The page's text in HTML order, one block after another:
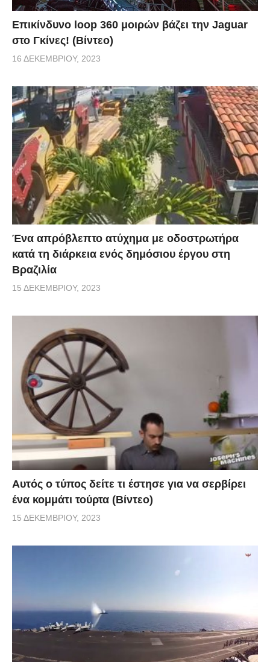
Επικίνδυνο loop 360 μοιρών βάζει την Jaguar
στο Γκίνες! (Βίντεο)
16 ΔΕΚΕΜΒΡΊΟΥ, 2023
Ένα απρόβλεπτο ατύχημα με οδοστρωτήρα
κατά τη διάρκεια ενός δημόσιου έργου στη
Βραζιλία
15 ΔΕΚΕΜΒΡΊΟΥ, 2023
Αυτός ο τύπος δείτε τι έστησε για να σερβίρει
ένα κομμάτι τούρτα (Βίντεο)
15 ΔΕΚΕΜΒΡΊΟΥ, 2023